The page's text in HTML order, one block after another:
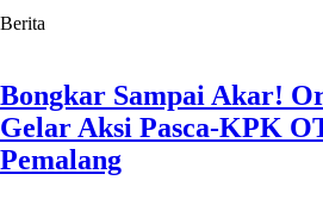
Berita
Bongkar Sampai Akar!
Gelar Aksi Pasca-KPK
Pemalang